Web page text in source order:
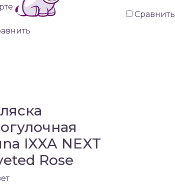
Сравнить
IXXA NEXT
Rose